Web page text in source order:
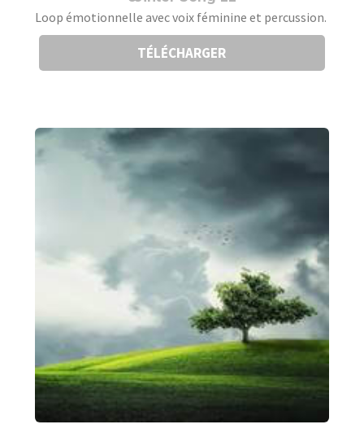
Loop émotionnelle avec voix féminine et percussion.
TÉLÉCHARGER